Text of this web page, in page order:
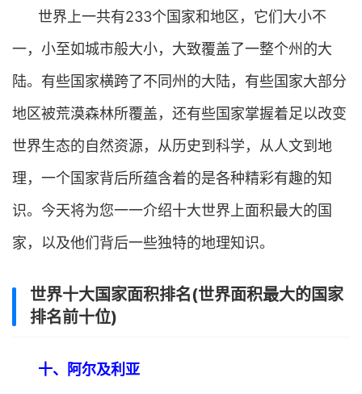
世界上一共有233个国家和地区，它们大小不
一，小至如城市般大小，大致覆盖了一整个州的大
陆。有些国家横跨了不同州的大陆，有些国家大部分
地区被荒漠森林所覆盖，还有些国家掌握着足以改变
世界生态的自然资源，从历史到科学，从人文到地
理，一个国家背后所蕴含着的是各种精彩有趣的知
识。今天将为您一一介绍十大世界上面积最大的国
家，以及他们背后一些独特的地理知识。
世界十大国家面积排名(世界面积最大的国家
排名前十位)
十、阿尔及利亚